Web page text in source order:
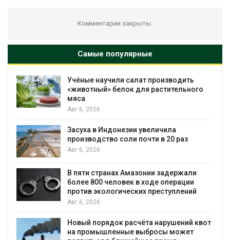
Комментарии закрыты.
Самые популярные
Учёные научили салат производить
«животный» белок для растительного
мяса
Авг 6, 2026
Засуха в Индонезии увеличила
производство соли почти в 20 раз
Авг 6, 2026
В пяти странах Амазонии задержали
более 800 человек в ходе операции
против экологических преступлений
Авг 6, 2026
Новый порядок расчёта нарушений квот
на промышленные выбросы может